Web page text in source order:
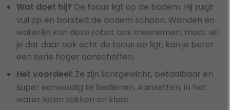
Wat doet hij? De focus ligt op de bodem. Hij zuigt
vuil op en borstelt de bodem schoon. Wanden en
waterlijn kan deze robot ook meenemen, maar wil
je dat daar ook echt de focus op ligt, kan je beter
een serie hoger aanschaffen.
Het voordeel: Ze zijn lichtgewicht, betaalbaar en
super eenvoudig te bedienen. Aanzetten, in het
water laten zakken en klaar.